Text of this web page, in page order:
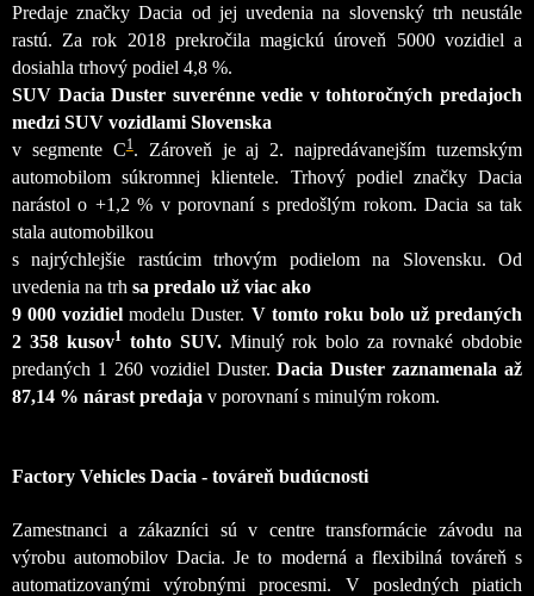
Predaje značky Dacia od jej uvedenia na slovenský trh neustále
rastú. Za rok 2018 prekročila magickú úroveň 5000 vozidiel a
dosiahla trhový podiel 4,8 %.
SUV Dacia Duster suverénne vedie v tohtoročných predajoch
medzi SUV vozidlami Slovenska
v segmente C1. Zároveň je aj 2. najpredávanejším tuzemským
automobilom súkromnej klientele. Trhový podiel značky Dacia
narástol o +1,2 % v porovnaní s predošlým rokom. Dacia sa tak
stala automobilkou
s najrýchlejšie rastúcim trhovým podielom na Slovensku. Od
uvedenia na trh sa predalo už viac ako
9 000 vozidiel modelu Duster. V tomto roku bolo už predaných
2 358 kusov1tohto SUV.Minulý rok bolo za rovnaké obdobie
predaných 1 260 vozidiel Duster.Dacia Duster zaznamenala až
87,14 % nárast predaja v porovnaní s minulým rokom.
Factory Vehicles Dacia - továreň budúcnosti
Zamestnanci a zákazníci sú v centre transformácie závodu na
výrobu automobilov Dacia. Je to moderná a flexibilná továreň s
automatizovanými výrobnými procesmi. V posledných piatich